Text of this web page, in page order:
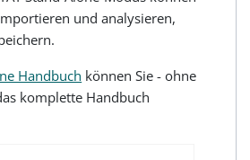
und analysieren,
Handbuch können Sie - ohne
komplette Handbuch